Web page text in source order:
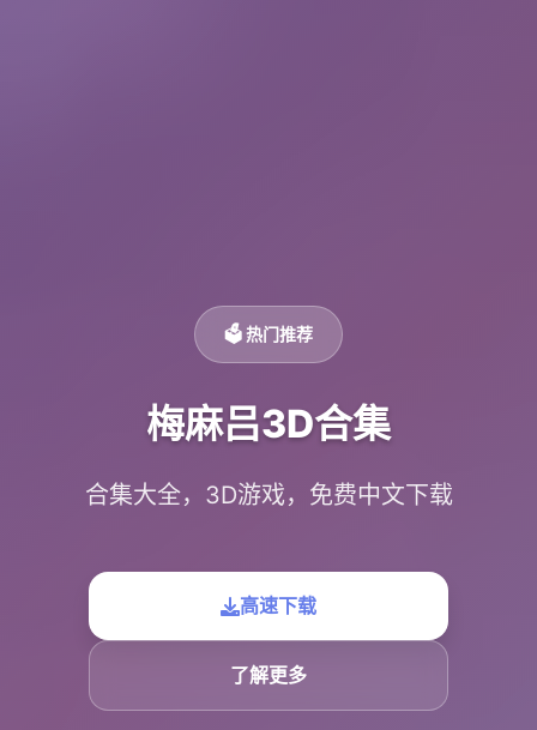
🗳️ 热门推荐
梅麻吕3D合集
合集大全，3D游戏，免费中文下载
高速下载
了解更多